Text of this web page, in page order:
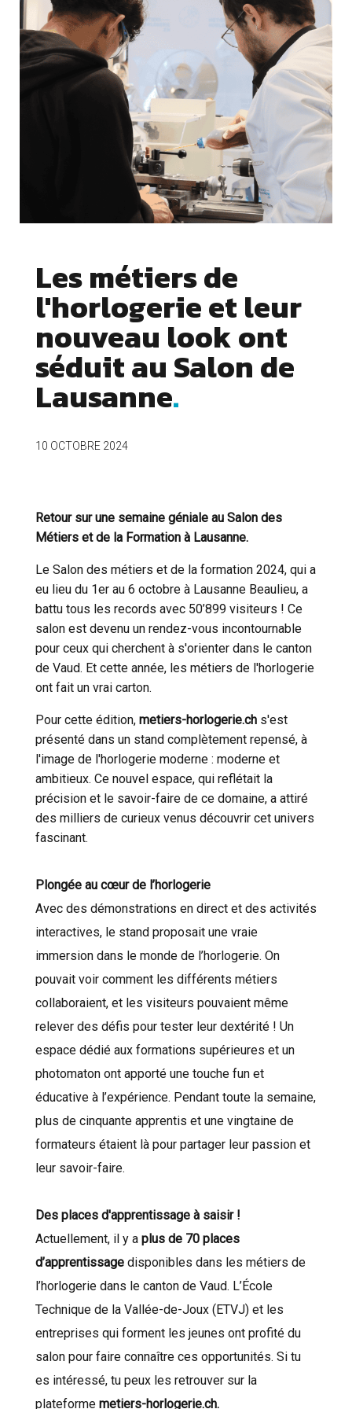
Les métiers de
l'horlogerie et leur
nouveau look ont
séduit au Salon de
Lausanne
10 OCTOBRE 2024
Retour sur une semaine géniale au Salon des
Métiers et de la Formation à Lausanne.
Le Salon des métiers et de la formation 2024, qui a
eu lieu du 1er au 6 octobre à Lausanne Beaulieu, a
battu tous les records avec 50’899 visiteurs ! Ce
salon est devenu un rendez-vous incontournable
pour ceux qui cherchent à s'orienter dans le canton
de Vaud. Et cette année, les métiers de l'horlogerie
ont fait un vrai carton.
Pour cette édition, metiers-horlogerie.ch s'est
présenté dans un stand complètement repensé, à
l'image de l'horlogerie moderne : moderne et
ambitieux. Ce nouvel espace, qui reflétait la
précision et le savoir-faire de ce domaine, a attiré
des milliers de curieux venus découvrir cet univers
fascinant.
Plongée au cœur de l’horlogerie
Avec des démonstrations en direct et des activités
interactives, le stand proposait une vraie
immersion dans le monde de l’horlogerie. On
pouvait voir comment les différents métiers
collaboraient, et les visiteurs pouvaient même
relever des défis pour tester leur dextérité ! Un
espace dédié aux formations supérieures et un
photomaton ont apporté une touche fun et
éducative à l’expérience. Pendant toute la semaine,
plus de cinquante apprentis et une vingtaine de
formateurs étaient là pour partager leur passion et
leur savoir-faire.
Des places d'apprentissage à saisir !
Actuellement, il y a plus de 70 places
d’apprentissage disponibles dans les métiers de
l’horlogerie dans le canton de Vaud. L’École
Technique de la Vallée-de-Joux (ETVJ) et les
entreprises qui forment les jeunes ont profité du
salon pour faire connaître ces opportunités. Si tu
es intéressé, tu peux les retrouver sur la
plateforme metiers-horlogerie.ch.